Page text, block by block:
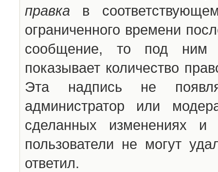
правка в
ограниченного времени
сообщение, то под ним
показывает количество
Эта надпись не
администратор или
сделанных изменениях
пользователи не могут
ответил.